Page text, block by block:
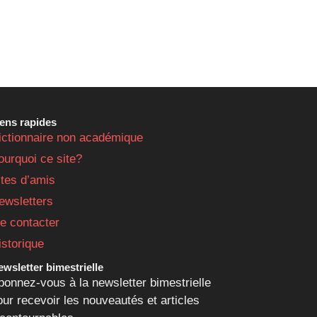
rapides
non académique
ce site?
d’amis
contacter
bimestrielle
vous à la newsletter bimestrielle
recevoir les nouveautés et articles